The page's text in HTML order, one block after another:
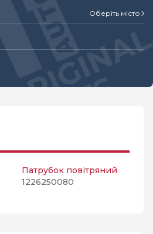
Оберіть місто
Патрубок повітряний
1226250080